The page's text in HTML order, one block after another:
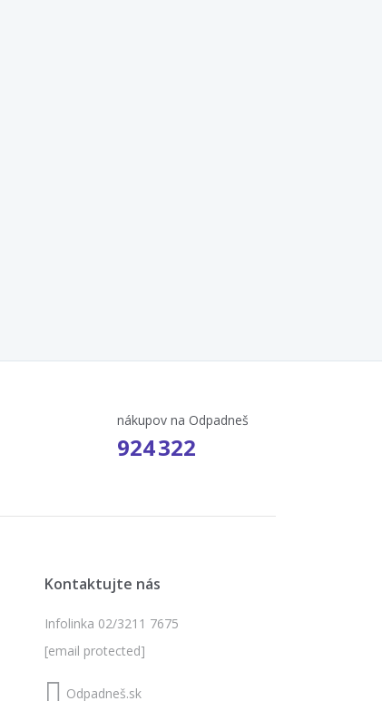
nákupov na Odpadneš
924 322
Kontaktujte nás
Infolinka 02/3211 7675
[email protected]
Odpadneš.sk